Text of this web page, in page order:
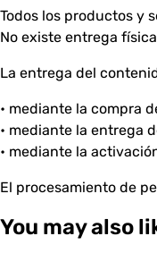
Todos los productos y
No existe entrega
La entrega del
• mediante la compra
• mediante la entrega
• mediante la
El procesamiento de
You may also